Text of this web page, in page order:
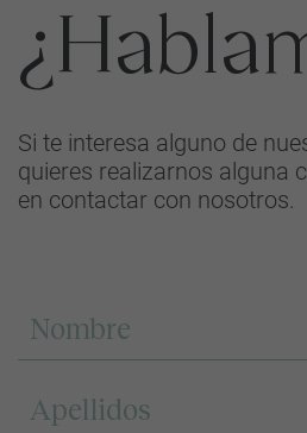
Si te interesa alguno de
quieres realizarnos alguna
en contactar con nosotros.